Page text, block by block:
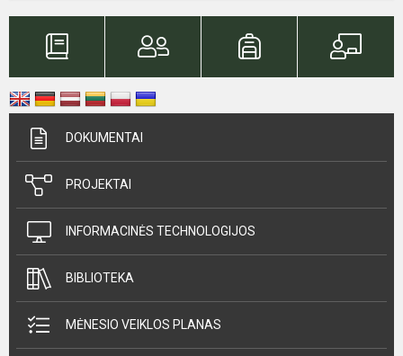
DOKUMENTAI
PROJEKTAI
INFORMACINĖS TECHNOLOGIJOS
BIBLIOTEKA
MĖNESIO VEIKLOS PLANAS